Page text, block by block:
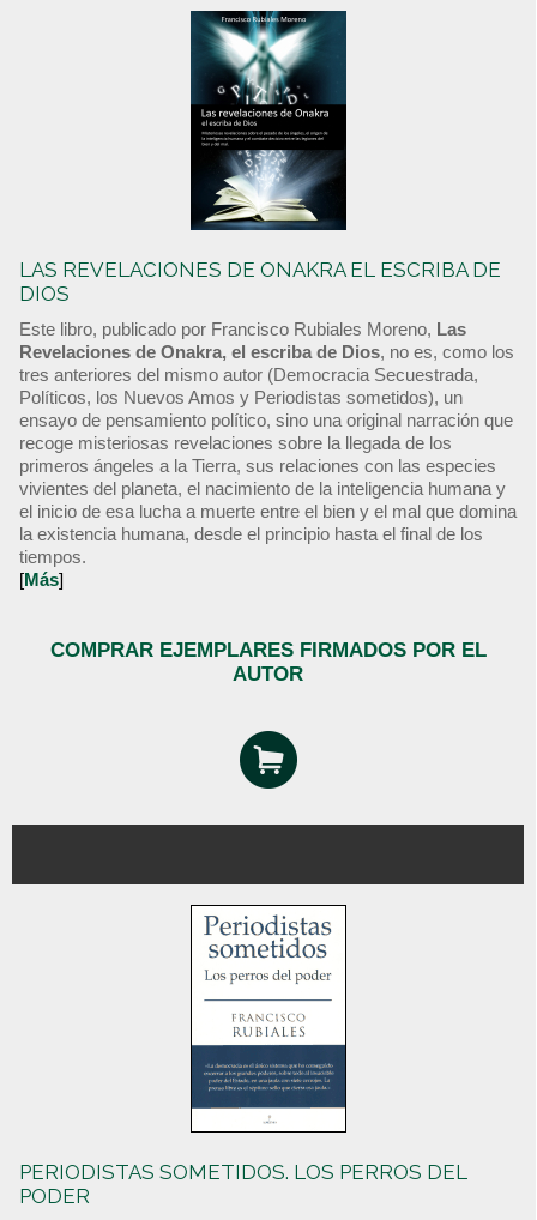
LAS REVELACIONES DE ONAKRA EL ESCRIBA DE
DIOS
Este libro, publicado por Francisco Rubiales Moreno, Las
Revelaciones de Onakra, el escriba de Dios, no es, como los
tres anteriores del mismo autor (Democracia Secuestrada,
Políticos, los Nuevos Amos y Periodistas sometidos), un
ensayo de pensamiento político, sino una original narración que
recoge misteriosas revelaciones sobre la llegada de los
primeros ángeles a la Tierra, sus relaciones con las especies
vivientes del planeta, el nacimiento de la inteligencia humana y
el inicio de esa lucha a muerte entre el bien y el mal que domina
la existencia humana, desde el principio hasta el final de los
tiempos.
[Más]
COMPRAR EJEMPLARES FIRMADOS POR EL
AUTOR
PERIODISTAS SOMETIDOS. LOS PERROS DEL
PODER